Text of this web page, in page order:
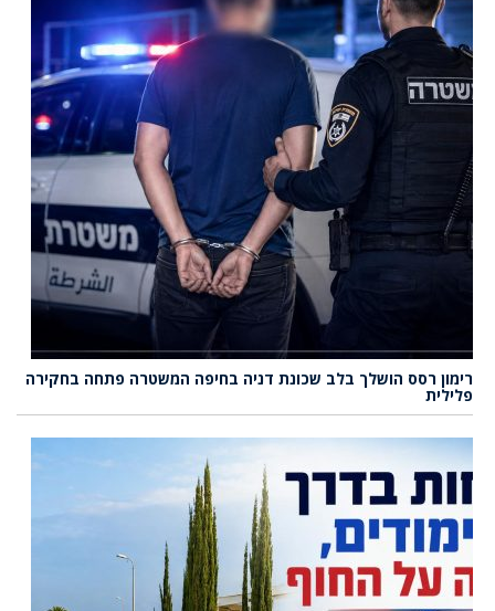
רימון רסס הושלך בלב שכונת דניה בחיפה המשטרה פתחה בחקירה
פלילית